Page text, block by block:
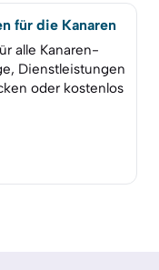
für die Kanaren
alle Kanaren-
Dienstleistungen
oder kostenlos